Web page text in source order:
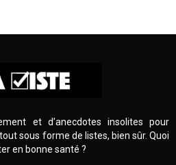
et d’anecdotes insolites pour
sous forme de listes, bien sûr. Quoi
en bonne santé ?